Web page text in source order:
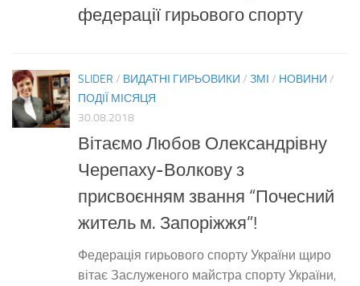
федерації гирьового спорту
SLIDER / ВИДАТНІ ГИРЬОВИКИ / ЗМІ / НОВИНИ /
ПОДІЇ МІСЯЦЯ
30.08.2018
Вітаємо Любов Олександрівну
Черепаху-Волкову з
присвоєнням звання “Почесний
житель м. Запоріжжя”!
Федерація гирьового спорту України щиро
вітає Заслуженого майстра спорту України,